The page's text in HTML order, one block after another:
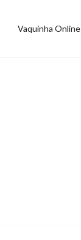
Vaquinha Online